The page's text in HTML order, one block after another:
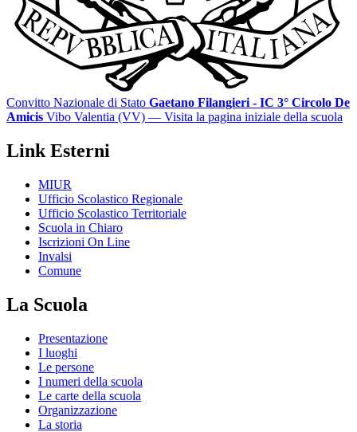
Convitto Nazionale di Stato Gaetano Filangieri - IC 3° Circolo De
Amicis Vibo Valentia (VV) — Visita la pagina iniziale della scuola
Link Esterni
MIUR
Ufficio Scolastico Regionale
Ufficio Scolastico Territoriale
Scuola in Chiaro
Iscrizioni On Line
Invalsi
Comune
La Scuola
Presentazione
I luoghi
Le persone
I numeri della scuola
Le carte della scuola
Organizzazione
La storia